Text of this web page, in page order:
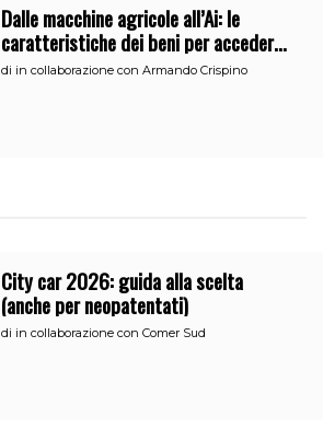
Dalle macchine agricole all’Ai: le
caratteristiche dei beni per accedere
all’iperammortamento
di in collaborazione con Armando Crispino
City car 2026: guida alla scelta
(anche per neopatentati)
di in collaborazione con Comer Sud